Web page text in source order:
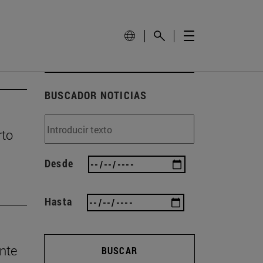
BUSCADOR NOTICIAS
Desde
Hasta
BUSCAR